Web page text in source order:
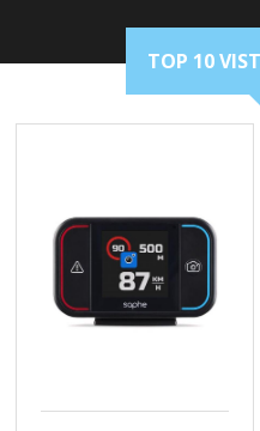
TOP 10